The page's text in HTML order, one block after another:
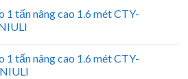
1 tấn nâng cao 1.6 mét CTY-
1 tấn nâng cao 1.6 mét CTY-